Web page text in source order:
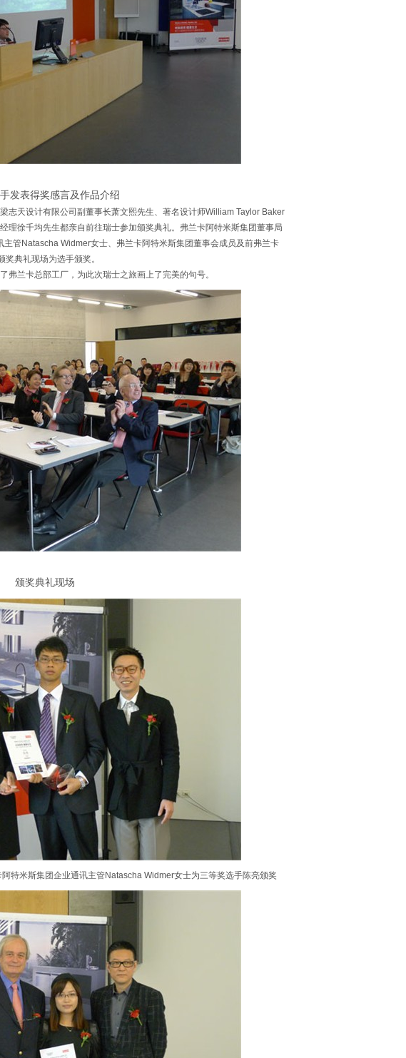
发表得奖感言及作品介绍
天设计有限公司副董事长萧文熙先生、著名设计师William Taylor Baker
理徐千均先生都亲自前往瑞士参加颁奖典礼。弗兰卡阿特米斯集团董事局
管Natascha Widmer女士、弗兰卡阿特米斯集团董事会成员及前弗兰卡
典礼现场为选手颁奖。
卡总部工厂，为此次瑞士之旅画上了完美的句号。
颁奖典礼现场
特米斯集团企业通讯主管Natascha Widmer女士为三等奖选手陈亮颁奖